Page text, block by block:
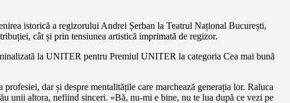
istorică a regizorului Andrei Șerban la Teatrul Național București,
cât și prin tensiunea artistică imprimată de regizor.
la UNITER pentru Premiul UNITER la categoria Cea mai bună
dar și despre mentalitățile care marchează generația lor. Raluca
unii altora, nefiind sinceri. «Bă, nu-mi e bine, nu te lua după ce vezi pe